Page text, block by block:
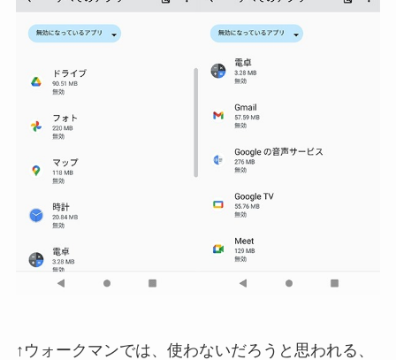
↑ウォークマンでは、使わないだろうと思われる、